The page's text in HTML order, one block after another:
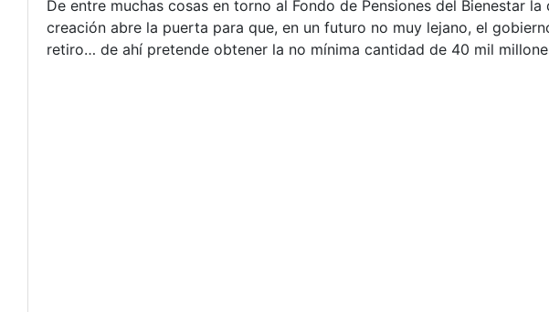
De entre muchas cosas en torno al Fondo de Pensiones del Bienestar
creación abre la puerta para que, en un futuro no muy lejano, el
retiro… de ahí pretende obtener la no mínima cantidad de 40 mil